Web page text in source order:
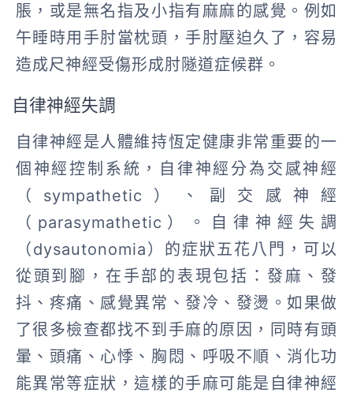
脹，或是無名指及小指有麻麻的感覺。例如
午睡時用手肘當枕頭，手肘壓迫久了，容易
造成尺神經受傷形成肘隧道症候群。
自律神經失調
自律神經是人體維持恆定健康非常重要的一
個神經控制系統，自律神經分為交感神經
（sympathetic）、副交感神經
（parasymathetic）。自律神經失調
（dysautonomia）的症狀五花八門，可以
從頭到腳，在手部的表現包括：發麻、發
抖、疼痛、感覺異常、發冷、發燙。如果做
了很多檢查都找不到手麻的原因，同時有頭
暈、頭痛、心悸、胸悶、呼吸不順、消化功
能異常等症狀，這樣的手麻可能是自律神經